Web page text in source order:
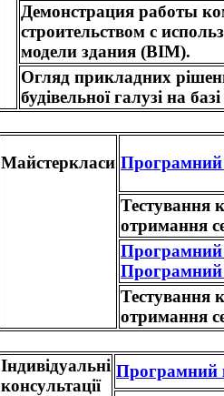
Демонстрация работы
строительством с
модели здания (BIM).
Огляд прикладних
будівельної галузі на
Майстеркласи
Тестування
отримання
Тестування
отримання
Індивідуальні
консультації
Програмний